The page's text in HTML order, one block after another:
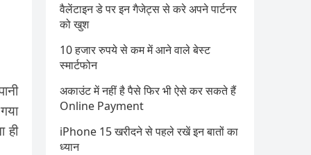
ही
वैलेंटाइन डे पर इन गैजेट्स से करे अपने पार्टनर
को खुश
10 हजार रुपये से कम में आने वाले बेस्ट
स्मार्टफोन
अकाउंट में नहीं है पैसे फिर भी ऐसे कर सकते हैं
Online Payment
iPhone 15 खरीदने से पहले रखें इन बातों का
ध्यान